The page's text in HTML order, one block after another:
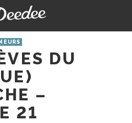
DU
–
21